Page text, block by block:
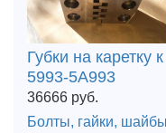
Губки на каретку
5993-5А993
36666 руб.
Болты, гайки, шайбы